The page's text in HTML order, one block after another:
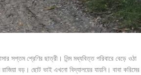
সপ্তম শ্রেণির ছাত্রী। নিন্ম মধ্যবিত্ত পরিবারে বেড়ে ওঠা
বড়। ছোট ভাই এখনো বিদ্যালয়ের যায়নি। বাবা করিমের